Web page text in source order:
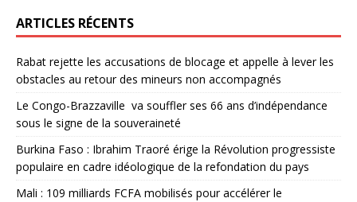
ARTICLES RÉCENTS
Rabat rejette les accusations de blocage et appelle à lever les
obstacles au retour des mineurs non accompagnés
Le Congo-Brazzaville va souffler ses 66 ans d’indépendance
sous le signe de la souveraineté
Burkina Faso : Ibrahim Traoré érige la Révolution progressiste
populaire en cadre idéologique de la refondation du pays
Mali : 109 milliards FCFA mobilisés pour accélérer le